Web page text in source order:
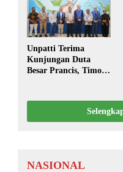
Rembuk Strategi
Menuju Indonesia
Emas 2045
Unpatti Terima
Kunjungan Duta
Besar Prancis, Timor
NASIONAL